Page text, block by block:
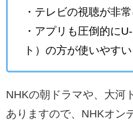
・テレビの視聴が非
・アプリも圧倒的に
ト）の方が使いやすい
NHKの朝ドラマや、大河
ありますので、NHKオン